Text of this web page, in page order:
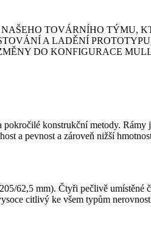
TOVÁRNÍHO TÝMU,
A LADĚNÍ
DO KONFIGURACE
konstrukční metody.
a pevnost a zároveň nižší
62,5 mm). Čtyři pečlivě
citlivý ke všem typům